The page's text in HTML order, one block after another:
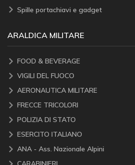
Spille portachiavi e gadget
ARALDICA MILITARE
FOOD & BEVERAGE
VIGILI DEL FUOCO
AERONAUTICA MILITARE
FRECCE TRICOLORI
POLIZIA DI STATO
ESERCITO ITALIANO
ANA - Ass. Nazionale Alpini